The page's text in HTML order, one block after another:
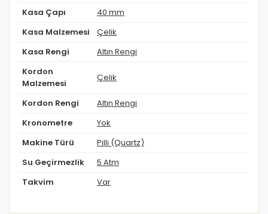
Kasa Çapı 40 mm
Kasa Malzemesi Çelik
Kasa Rengi Altın Rengi
Kordon
Malzemesi
Çelik
Kordon Rengi Altın Rengi
Kronometre Yok
Makine Türü Pilli (Quartz)
Su Geçirmezlik 5 Atm
Takvim Var